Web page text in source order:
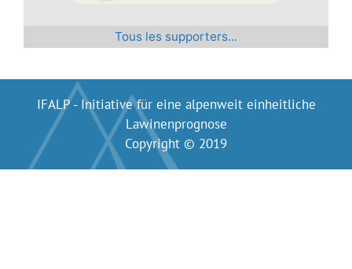
Tous les supporters...
IFALP - Initiative für eine alpenweit einheitliche
Lawinenprognose
Copyright © 2019